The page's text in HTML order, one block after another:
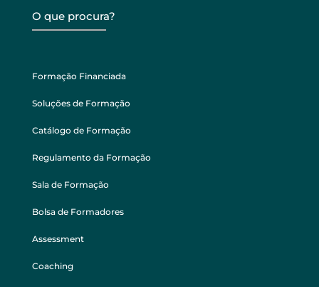
O que procura?
Formação Financiada
Soluções de Formação
Catálogo de Formação
Regulamento da Formação
Sala de Formação
Bolsa de Formadores
Assessment
Coaching